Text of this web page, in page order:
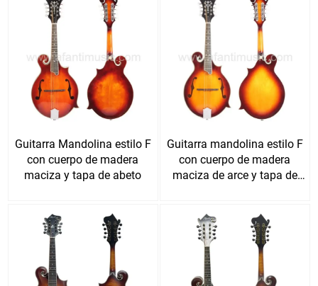
Guitarra Mandolina estilo F
con cuerpo de madera
maciza y tapa de abeto
Guitarra mandolina estilo F
con cuerpo de madera
maciza de arce y tapa de